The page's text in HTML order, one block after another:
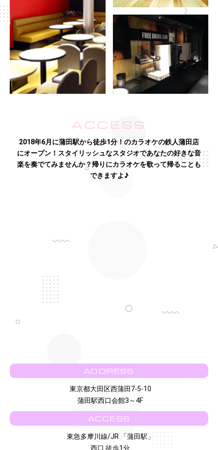
ACCESS
2018年6月に蒲田駅から徒歩1分！のカラオケの鉄人蒲田店
にオープン！スタイリッシュなスタジオであなたの好きな音
楽を奏でてみませんか？帰りにカラオケを歌って帰ることも
できますよ♪
ADDRESS
東京都大田区西蒲田7-5-10
蒲田駅西口会館3～4F
ACCESS
東急多摩川線/JR 「蒲田駅」
西口 徒歩1分